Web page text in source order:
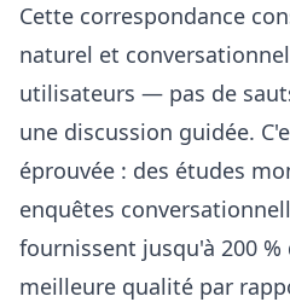
Cette correspondance
naturel et
utilisateurs — pas de
une discussion guidée.
éprouvée : des études
enquêtes
fournissent jusqu'à 200
meilleure qualité par